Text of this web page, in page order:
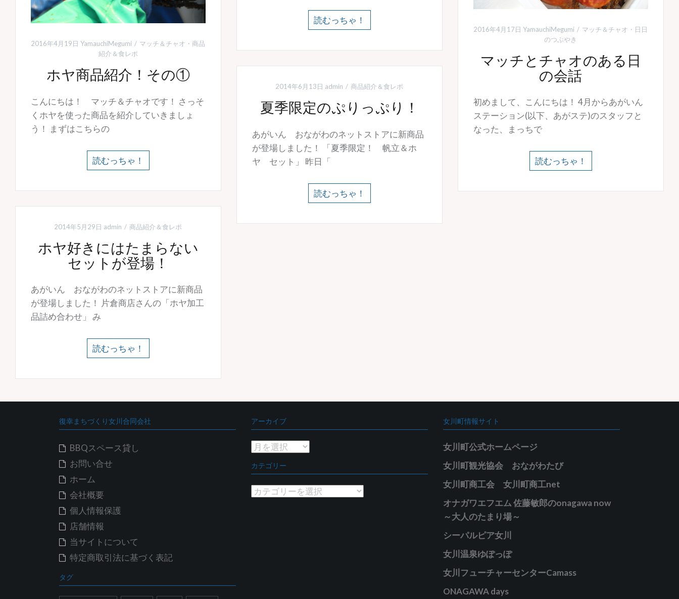
2016年4月19日 YamauchiMegumi マッチ＆チャオ ・商品
紹介＆食レポ
ホヤ商品紹介！その①
こんにちは！ マッチ＆チャオです！ さっそ
くホヤを使った商品を紹介していきましょ
う！ まずはこちらの
読むっちゃ！
2016年4月17日 YamauchiMegumi マッチ＆チャオ ・ 日日
のつぶやき
マッチとチャオのある日
の会話
初めまして、こんにちは！ 4月からあがいん
ステーション(以下、あがステ)のスタッフと
なった、まっちで
読むっちゃ！
読むっちゃ！
2014年6月13日 admin 商品紹介＆食レポ
夏季限定のぷりっぷり！
あがいん おながわのネットストアに新商品
が登場しました！ 「夏季限定！ 帆立＆ホ
ヤ セット」 昨日「
読むっちゃ！
2014年5月29日 admin 商品紹介＆食レポ
ホヤ好きにはたまらない
セットが登場！
あがいん おながわのネットストアに新商品
が登場しました！ 片倉商店さんの「ホヤ加工
品詰め合わせ」 み
読むっちゃ！
復幸まちづくり女川合同会社
BBQスペース貸し
お問い合せ
ホーム
会社概要
個人情報保護
店舗情報
当サイトについて
特定商取引法に基づく表記
タグ
アーカイブ
ア
カ
イ
ブ
カテゴリー
カ
女川町情報サイト
女川町公式ホームページ
女川町観光協会 おながわたび
女川町商工会 女川町商工net
オナガワエフエム 佐藤敏郎のonagawa now
～大人のたまり場～
シーパルピア女川
女川温泉ゆぽっぽ
女川フューチャーセンターCamass
ONAGAWA days